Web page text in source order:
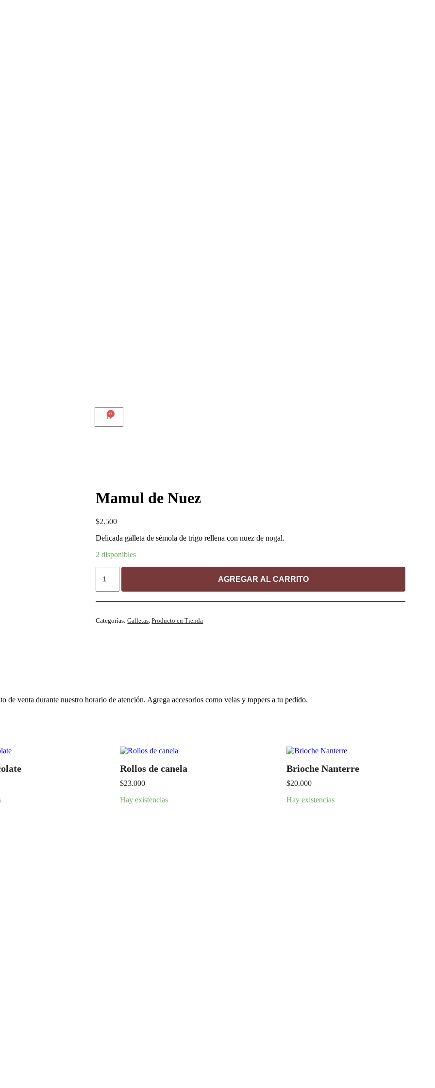
Mamul de Nuez
$2.500
Delicada galleta de sémola de trigo rellena con nuez de nogal.
2 disponibles
AGREGAR AL CARRITO
Categorías:Galletas,Producto en Tienda
venta durante nuestro horario de atención. Agrega accesorios como velas y toppers a tu pedido.
Rollos de canela
$23.000
Hay existencias
Brioche Nanterre
$20.000
Hay existencias